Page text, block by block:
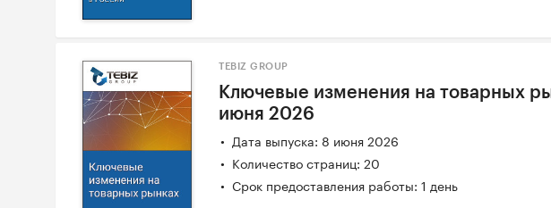
TEBIZ GROUP
Ключевые изменения на товарных
июня 2026
Дата выпуска: 8 июня 2026
Количество страниц: 20
Срок предоставления работы: 1 день